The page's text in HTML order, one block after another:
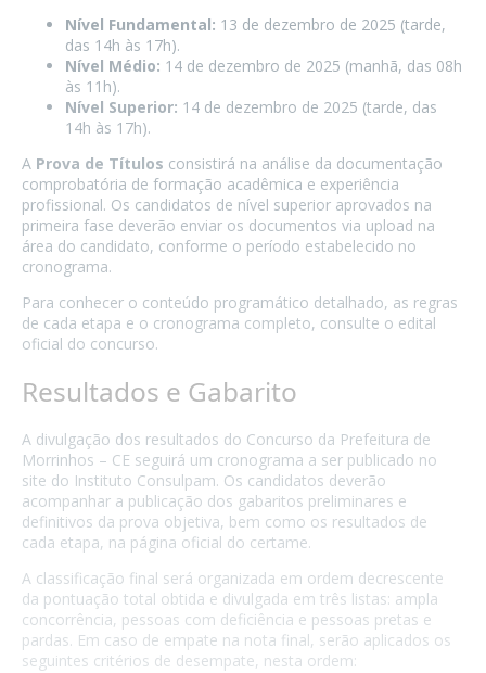
Nível Fundamental: 13 de dezembro de 2025 (tarde,
das 14h às 17h).
Nível Médio: 14 de dezembro de 2025 (manhã, das 08h
às 11h).
Nível Superior: 14 de dezembro de 2025 (tarde, das
14h às 17h).
A Prova de Títulos consistirá na análise da documentação
comprobatória de formação acadêmica e experiência
profissional. Os candidatos de nível superior aprovados na
primeira fase deverão enviar os documentos via upload na
área do candidato, conforme o período estabelecido no
cronograma.
Para conhecer o conteúdo programático detalhado, as regras
de cada etapa e o cronograma completo, consulte o edital
oficial do concurso.
Resultados e Gabarito
A divulgação dos resultados do Concurso da Prefeitura de
Morrinhos – CE seguirá um cronograma a ser publicado no
site do Instituto Consulpam. Os candidatos deverão
acompanhar a publicação dos gabaritos preliminares e
definitivos da prova objetiva, bem como os resultados de
cada etapa, na página oficial do certame.
A classificação final será organizada em ordem decrescente
da pontuação total obtida e divulgada em três listas: ampla
concorrência, pessoas com deficiência e pessoas pretas e
pardas. Em caso de empate na nota final, serão aplicados os
seguintes critérios de desempate, nesta ordem: